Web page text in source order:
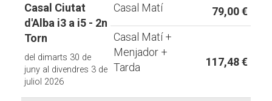
Casal Ciutat
d'Alba i3 a i5 - 2n
Torn
del dimarts 30 de
juny al divendres 3 de
juliol 2026
Casal Matí
79,00 €
Casal Matí +
Menjador +
Tarda
117,48 €